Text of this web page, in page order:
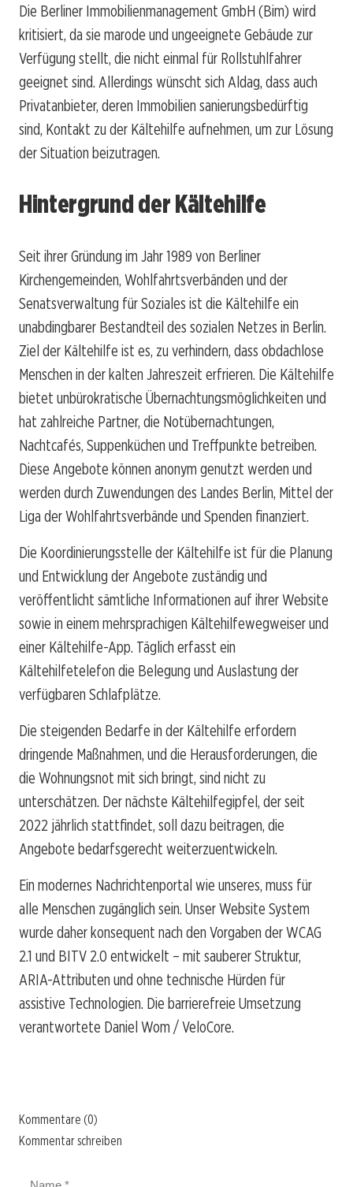
Die Berliner Immobilienmanagement GmbH (Bim) wird
kritisiert, da sie marode und ungeeignete Gebäude zur
Verfügung stellt, die nicht einmal für Rollstuhlfahrer
geeignet sind. Allerdings wünscht sich Aldag, dass auch
Privatanbieter, deren Immobilien sanierungsbedürftig
sind, Kontakt zu der Kältehilfe aufnehmen, um zur Lösung
der Situation beizutragen.
Hintergrund der Kältehilfe
Seit ihrer Gründung im Jahr 1989 von Berliner
Kirchengemeinden, Wohlfahrtsverbänden und der
Senatsverwaltung für Soziales ist die Kältehilfe ein
unabdingbarer Bestandteil des sozialen Netzes in Berlin.
Ziel der Kältehilfe ist es, zu verhindern, dass obdachlose
Menschen in der kalten Jahreszeit erfrieren. Die Kältehilfe
bietet unbürokratische Übernachtungsmöglichkeiten und
hat zahlreiche Partner, die Notübernachtungen,
Nachtcafés, Suppenküchen und Treffpunkte betreiben.
Diese Angebote können anonym genutzt werden und
werden durch Zuwendungen des Landes Berlin, Mittel der
Liga der Wohlfahrtsverbände und Spenden finanziert.
Die Koordinierungsstelle der Kältehilfe ist für die Planung
und Entwicklung der Angebote zuständig und
veröffentlicht sämtliche Informationen auf ihrer Website
sowie in einem mehrsprachigen Kältehilfewegweiser und
einer Kältehilfe-App. Täglich erfasst ein
Kältehilfetelefon die Belegung und Auslastung der
verfügbaren Schlafplätze.
Die steigenden Bedarfe in der Kältehilfe erfordern
dringende Maßnahmen, und die Herausforderungen, die
die Wohnungsnot mit sich bringt, sind nicht zu
unterschätzen. Der nächste Kältehilfegipfel, der seit
2022 jährlich stattfindet, soll dazu beitragen, die
Angebote bedarfsgerecht weiterzuentwickeln.
Ein modernes Nachrichtenportal wie unseres, muss für
alle Menschen zugänglich sein. Unser Website System
wurde daher konsequent nach den Vorgaben der WCAG
2.1 und BITV 2.0 entwickelt – mit sauberer Struktur,
ARIA-Attributen und ohne technische Hürden für
assistive Technologien. Die barrierefreie Umsetzung
verantwortete Daniel Wom / VeloCore.
Kommentare (0)
Kommentar schreiben